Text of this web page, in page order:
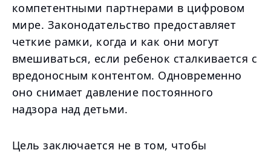
компетентными партнерами в цифровом
мире. Законодательство предоставляет
четкие рамки, когда и как они могут
вмешиваться, если ребенок сталкивается с
вредоносным контентом. Одновременно
оно снимает давление постоянного
надзора над детьми.
Цель заключается не в том, чтобы